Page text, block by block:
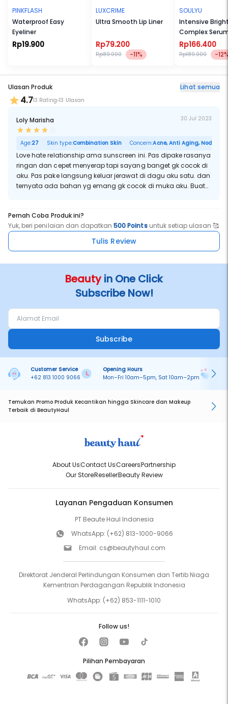
PINKFLASH
Waterproof Easy
Eyeliner
Rp19.900
LUXCRIME
Ultra Smooth Lip Liner
Rp79.200
Rp89.000 -11%
SOULYU
Intensive
Complex
Rp166.400
Rp189.000 -
Ulasan Produk Lihat semua
4.713 Rating 13 Ulasan
Loly Marisha 30 Jul 2023
Age:27 Skin type:Combination Skin Concern:Acne, Anti Aging, Noda
Love hate relationship ama sunscreen ini. Pas dipake rasanya
ringan dan cepet menyerap tapi sayang banget gk cocok di
aku. Pas pake langsung keluar jerawat di dagu aku satu. dan
ternyata ada bahan yg emang gk cocok di muka aku. Buat
Pernah Coba Produk ini?
Yuk, beri penilaian dan dapatkan500 Pointsuntuk setiap ulasan 🥰
Tulis Review
Beautyin One Click
Subscribe Now!
Subscribe
Customer Service
+62 813 1000 9066
Opening Hours
Mon–Fri 10am–5pm, Sat 10am–2pm
Temukan Promo Produk Kecantikan hingga Skincare dan Makeup
Terbaik di BeautyHaul
About UsContact UsCareersPartnership
Our StoreResellerBeauty Review
Layanan Pengaduan Konsumen
PT Beaute Haul Indonesia
WhatsApp: (+62) 813-1000-9066
Email: cs@beautyhaul.com
Direktorat Jenderal Perlindungan Konsumen dan Tertib Niaga
Kementrian Perdagangan Republik Indonesia
WhatsApp: (+62) 853-1111-1010
Pilihan Pembayaran
Follow us!